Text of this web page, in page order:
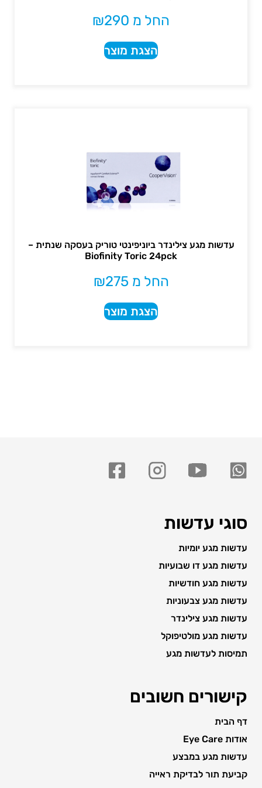
החל מ ₪290
הצגת מוצר
עדשות מגע צילינדר ביוניפינטי טוריק בעסקה שנתית –
Biofinity Toric 24pck
החל מ ₪275
הצגת מוצר
סוגי עדשות
עדשות מגע יומיות
עדשות מגע דו שבועיות
עדשות מגע חודשיות
עדשות מגע צבעוניות
עדשות מגע צילינדר
עדשות מגע מולטיפוקל
תמיסות לעדשות מגע
קישורים חשובים
דף הבית
אודות Eye Care
עדשות מגע במבצע
קביעת תור לבדיקת ראייה